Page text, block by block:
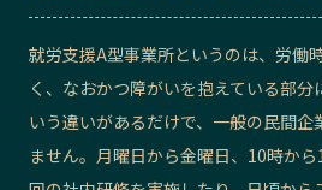
就労支援A型事業所というのは、労働
く、なおかつ障がいを抱えている部
いう違いがあるだけで、一般の民間企
ません。月曜日から金曜日、10時か